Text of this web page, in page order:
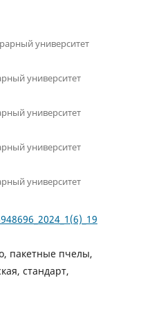
университет
университет
университет
университет
университет
пакетные пчелы,
стандарт,